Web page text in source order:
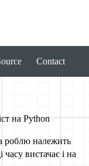
Contact
на Python
роблю належить
вистачає і на